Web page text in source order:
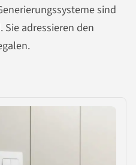
sind
adressieren den